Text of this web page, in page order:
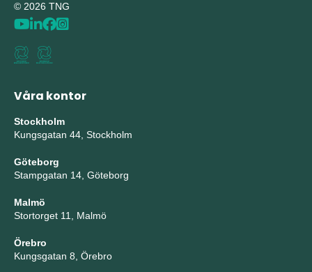
© 2026 TNG
Våra kontor
Stockholm
Kungsgatan 44, Stockholm
Göteborg
Stampgatan 14, Göteborg
Malmö
Stortorget 11, Malmö
Örebro
Kungsgatan 8, Örebro